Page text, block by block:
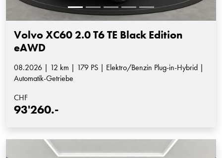
Volvo XC60 2.0 T6 TE Black Edition
eAWD
08.2026 | 12 km | 179 PS | Elektro/Benzin Plug-in-Hybrid |
Automatik-Getriebe
CHF
93'260.-